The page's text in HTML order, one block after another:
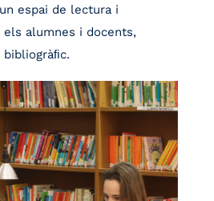
espai de lectura i
alumnes i docents,